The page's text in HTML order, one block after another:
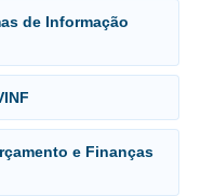
de Informação
e Finanças